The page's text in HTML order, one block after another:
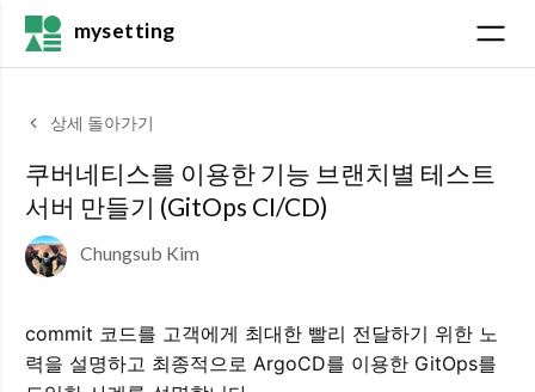
mysetting
상세 돌아가기
쿠버네티스를 이용한 기능 브랜치별 테스트
서버 만들기 (GitOps CI/CD)
Chungsub Kim
commit 코드를 고객에게 최대한 빨리 전달하기 위한 노
력을 설명하고 최종적으로 ArgoCD를 이용한 GitOps를